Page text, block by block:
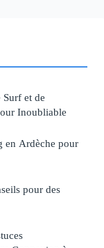
et de
Inoubliable
en Ardèche pour
pour des